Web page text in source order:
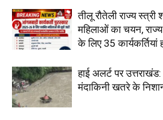
तीलू रौतेली राज्य
महिलाओं का चयन,
के लिए 35 कार्यकर्तियां
हाई अलर्ट पर
मंदाकिनी खतरे के